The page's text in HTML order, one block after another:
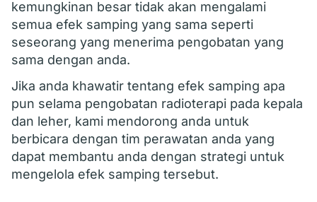
kemungkinan besar tidak akan mengalami
semua efek samping yang sama seperti
seseorang yang menerima pengobatan yang
sama dengan anda.
Jika anda khawatir tentang efek samping apa
pun selama pengobatan radioterapi pada kepala
dan leher, kami mendorong anda untuk
berbicara dengan tim perawatan anda yang
dapat membantu anda dengan strategi untuk
mengelola efek samping tersebut.